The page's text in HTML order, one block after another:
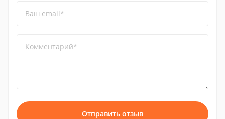
Ваш email*
Комментарий*
Отправить отзыв